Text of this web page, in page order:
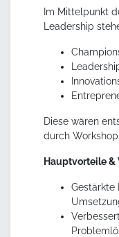
Im Mittelpunkt
Leadership
Diese wären
durch
Hauptvorteile &
Gestärkte